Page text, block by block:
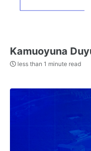
Kamuoyuna
less than 1 minute read